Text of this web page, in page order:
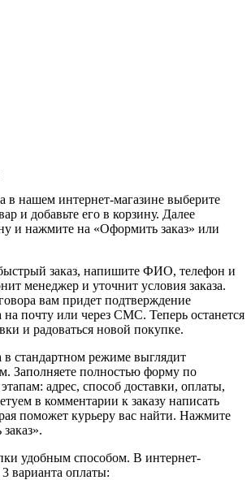
в нашем интернет-магазине выберите
и добавьте его в корзину. Далее
и нажмите на «Оформить заказ» или
заказ, напишите ФИО, телефон и
менеджер и уточнит условия заказа.
вам придет подтверждение
на почту или через СМС. Теперь останется
и радоваться новой покупке.
в стандартном режиме выглядит
Заполняете полностью форму по
адрес, способ доставки, оплаты,
в комментарии к заказу написать
поможет курьеру вас найти. Нажмите
удобным способом. В интернет-
варианта оплаты: